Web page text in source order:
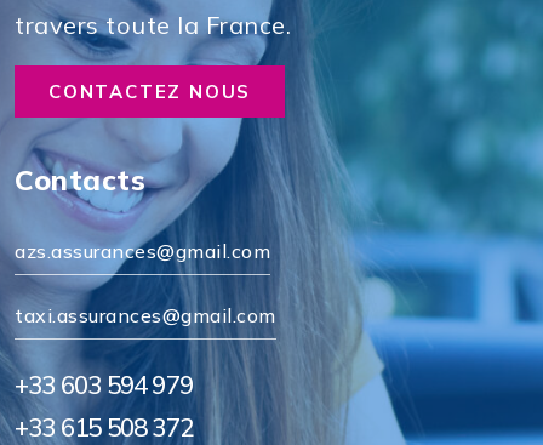
travers toute la France.
CONTACTEZ NOUS
Contacts
azs.assurances@gmail.com
taxi.assurances@gmail.com
+33 603 594 979
+33 615 508 372